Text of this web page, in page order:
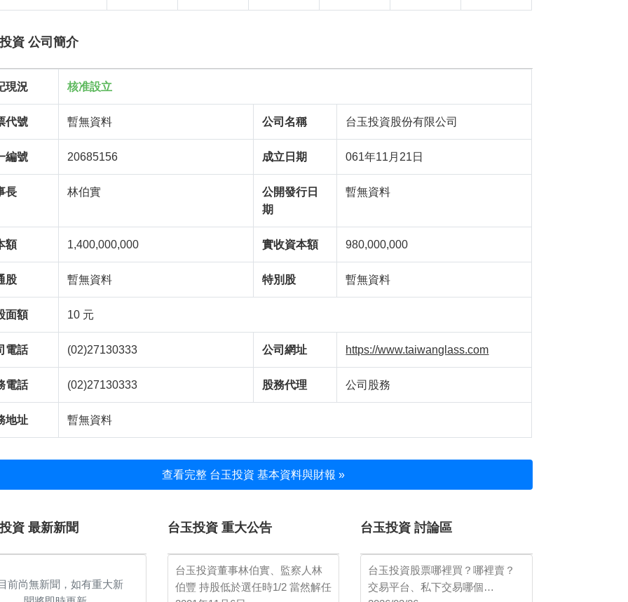
資 公司簡介
現況 核准設立
代號 暫無資料 公司名稱 台玉投資股份有限公司
編號 20685156 成立日期 061年11月21日
長 林伯實
公開發行日
期
暫無資料
額 1,400,000,000 實收資本額 980,000,000
股 暫無資料 特別股 暫無資料
面額 10 元
電話 (02)27130333 公司網址 https://www.taiwanglass.com
電話 (02)27130333 股務代理 公司股務
地址 暫無資料
查看完整 台玉投資 基本資料與財報 »
資 最新新聞
前尚無新聞，如有重大新
台玉投資 重大公告
台玉投資董事林伯實、監察人林
伯豐 持股低於選任時1/2 當然解任
台玉投資 討論區
台玉投資股票哪裡買？哪裡賣？
交易平台、私下交易哪個…